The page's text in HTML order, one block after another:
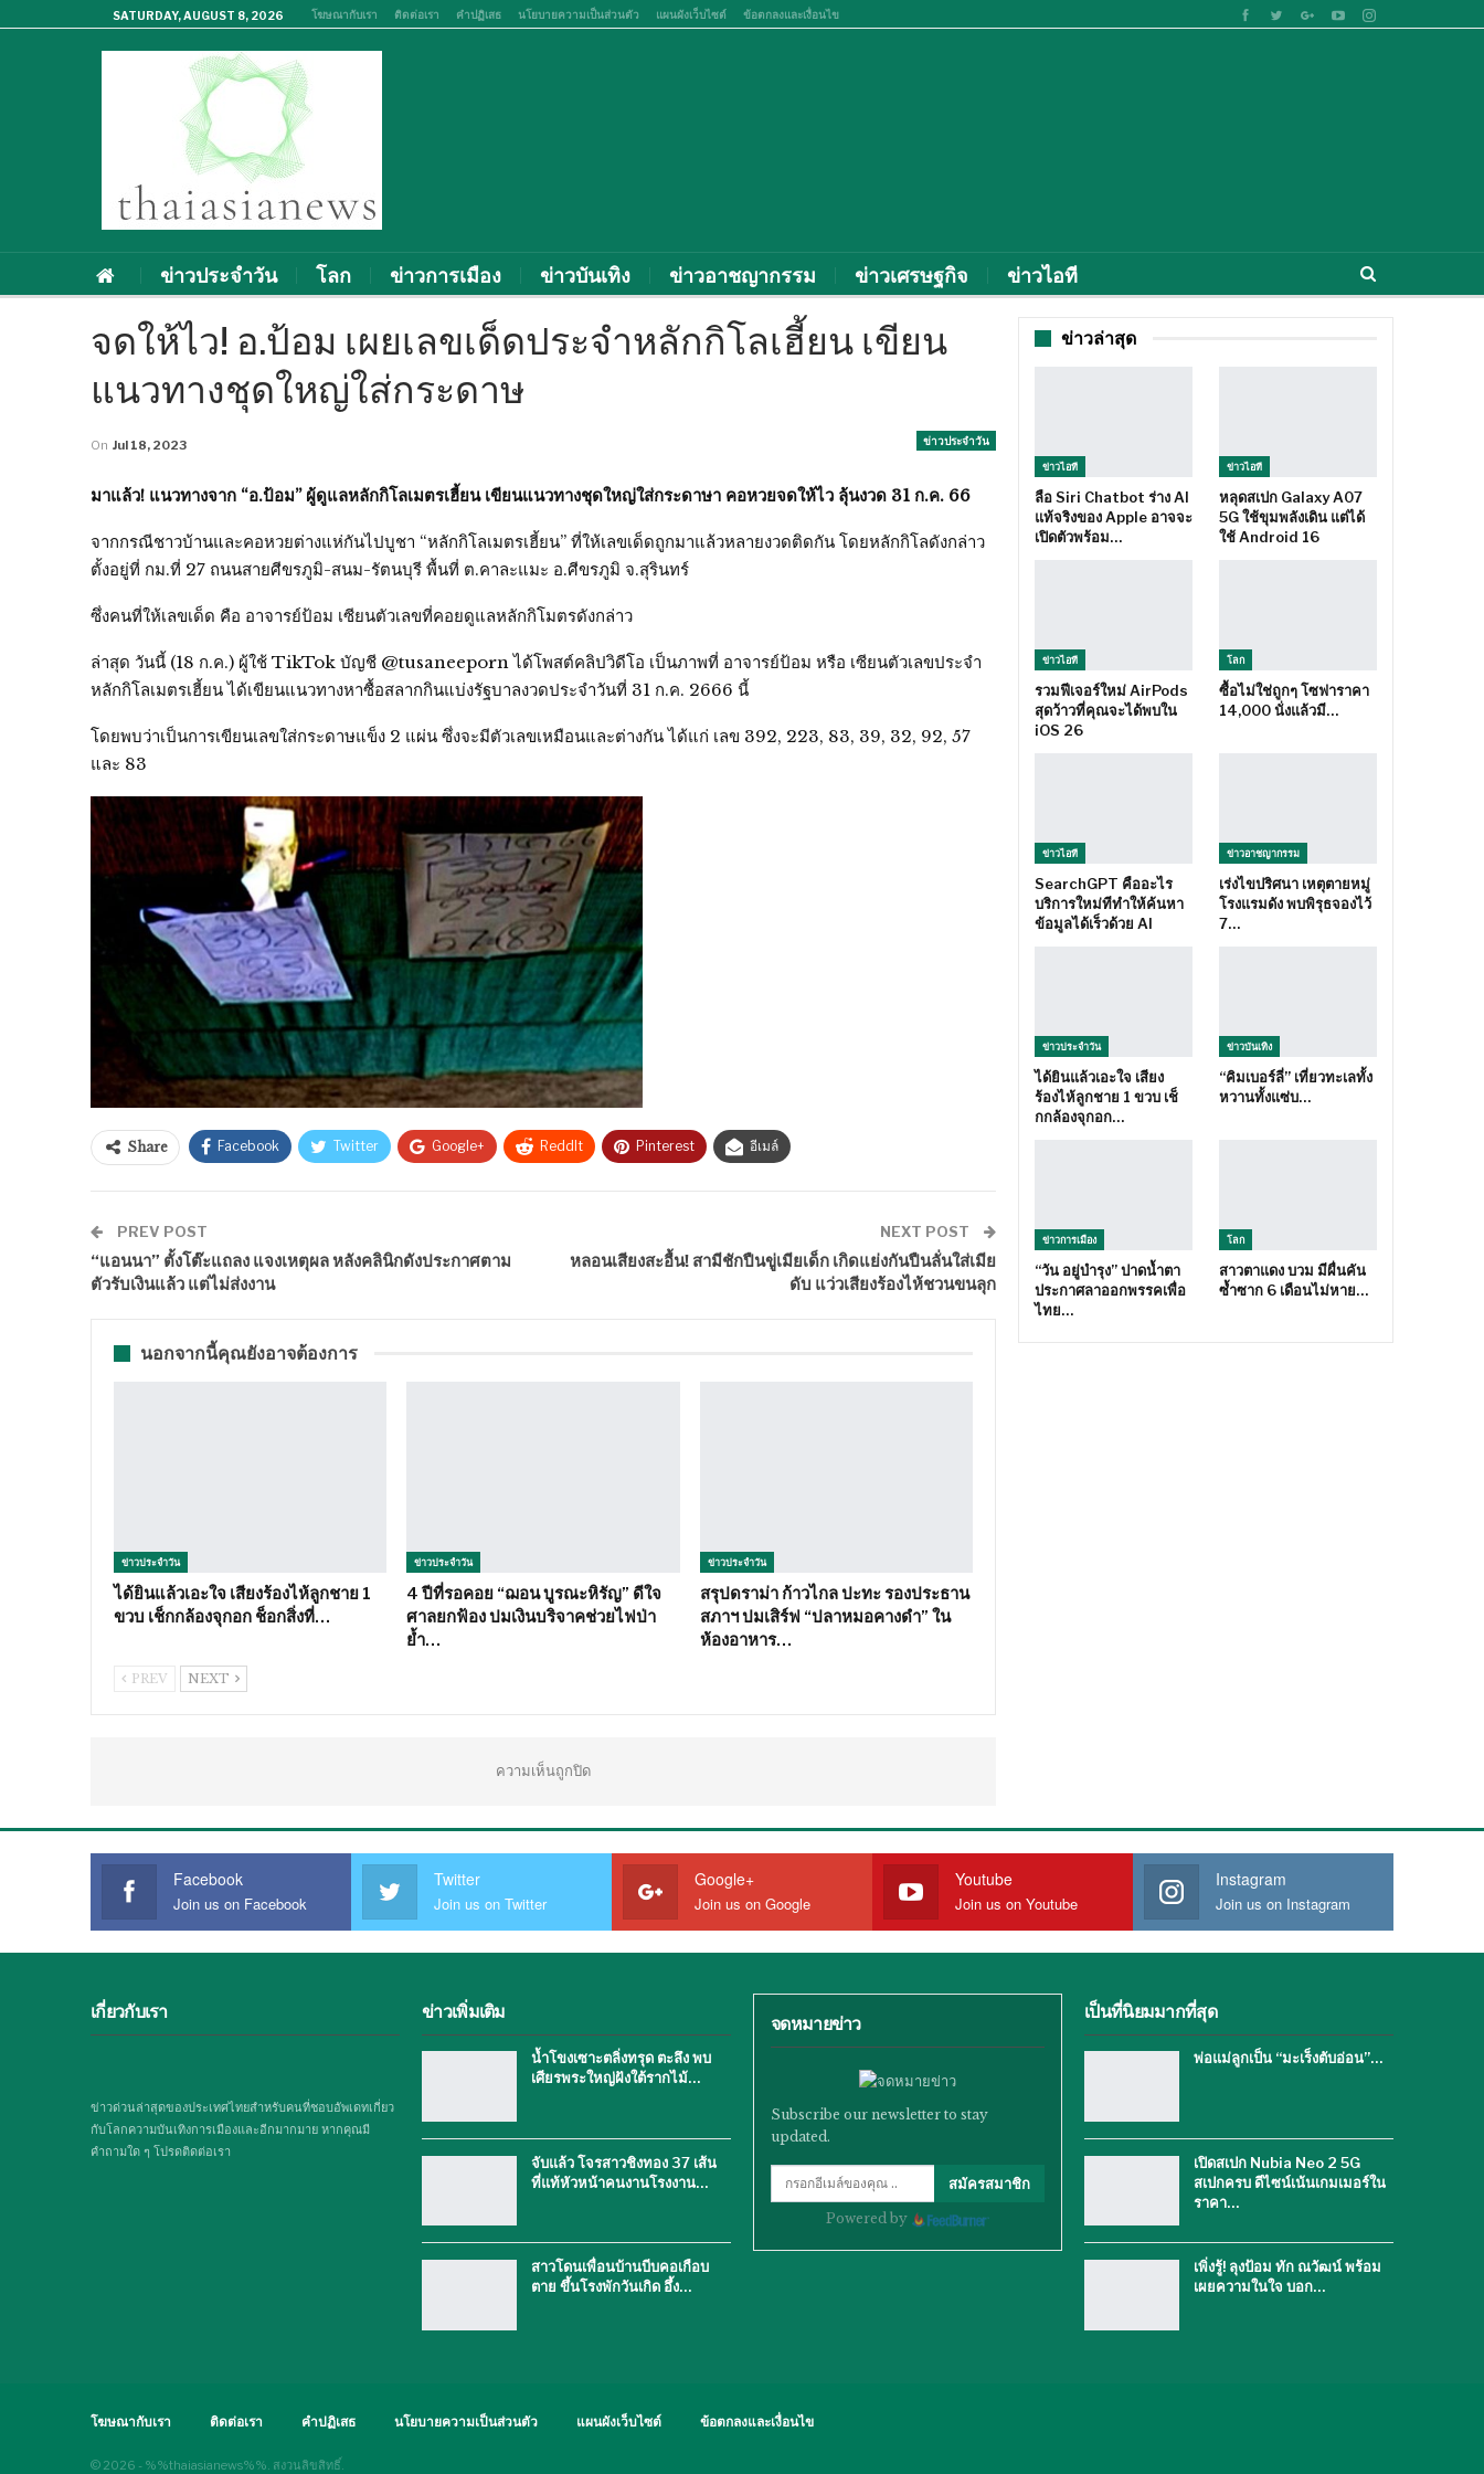
SATURDAY, AUGUST 8, 2026 โฆษณากับเรา ติดต่อเรา คำปฏิเสธ นโยบายความเป็นส่วนตัว แผนผังเว็บไซต์ ข้อตกลงและเงื่อนไข
ข่าวประจำวัน โลก ข่าวการเมือง ข่าวบันเทิง ข่าวอาชญากรรม ข่าวเศรษฐกิจ ข่าวไอที
จดให้ไว! อ.ป้อม เผยเลขเด็ดประจำหลักกิโลเฮี้ยน เขียน
แนวทางชุดใหญ่ใส่กระดาษ
ข่าวประจำวัน
On Jul 18, 2023
มาแล้ว! แนวทางจาก “อ.ป้อม” ผู้ดูแลหลักกิโลเมตรเฮี้ยน เขียนแนวทางชุดใหญ่ใส่กระดาษา คอหวยจดให้ไว ลุ้นงวด 31 ก.ค. 66
จากกรณีชาวบ้านและคอหวยต่างแห่กันไปบูชา “หลักกิโลเมตรเฮี้ยน” ที่ให้เลขเด็ดถูกมาแล้วหลายงวดติดกัน โดยหลักกิโลดังกล่าว
ตั้งอยู่ที่ กม.ที่ 27 ถนนสายศีขรภูมิ-สนม-รัตนบุรี พื้นที่ ต.คาละแมะ อ.ศีขรภูมิ จ.สุรินทร์
ซึ่งคนที่ให้เลขเด็ด คือ อาจารย์ป้อม เซียนตัวเลขที่คอยดูแลหลักกิโมตรดังกล่าว
ล่าสุด วันนี้ (18 ก.ค.) ผู้ใช้ TikTok บัญชี @tusaneeporn ได้โพสต์คลิปวิดีโอ เป็นภาพที่ อาจารย์ป้อม หรือ เซียนตัวเลขประจำ
หลักกิโลเมตรเฮี้ยน ได้เขียนแนวทางหาซื้อสลากกินแบ่งรัฐบาลงวดประจำวันที่ 31 ก.ค. 2666 นี้
โดยพบว่าเป็นการเขียนเลขใส่กระดาษแข็ง 2 แผ่น ซึ่งจะมีตัวเลขเหมือนและต่างกัน ได้แก่ เลข 392, 223, 83, 39, 32, 92, 57
และ 83
Share Facebook Twitter Google+ ReddIt Pinterest อีเมล์
PREV POST
“แอนนา” ตั้งโต๊ะแถลง แจงเหตุผล หลังคลินิกดังประกาศตาม
ตัวรับเงินแล้ว แต่ไม่ส่งงาน
NEXT POST
หลอนเสียงสะอื้น! สามีชักปืนขู่เมียเด็ก เกิดแย่งกันปืนลั่นใส่เมีย
ดับ แว่วเสียงร้องไห้ชวนขนลุก
นอกจากนี้คุณยังอาจต้องการ
ข่าวประจำวัน
ได้ยินแล้วเอะใจ เสียงร้องไห้ลูกชาย 1
ขวบ เช็กกล้องจุกอก ช็อกสิ่งที่…
ข่าวประจำวัน
4 ปีที่รอคอย “ฌอน บูรณะหิรัญ” ดีใจ
ศาลยกฟ้อง ปมเงินบริจาคช่วยไฟป่า
ย้ำ…
ข่าวประจำวัน
สรุปดราม่า ก้าวไกล ปะทะ รองประธาน
สภาฯ ปมเสิร์ฟ “ปลาหมอคางดำ” ใน
ห้องอาหาร…
PREV NEXT
ความเห็นถูกปิด
ข่าวล่าสุด
ข่าวไอที
ลือ Siri Chatbot ร่าง AI
แท้จริงของ Apple อาจจะ
เปิดตัวพร้อม…
ข่าวไอที
หลุดสเปก Galaxy A07
5G ใช้ขุมพลังเดิน แต่ได้
ใช้ Android 16
ข่าวไอที
รวมฟีเจอร์ใหม่ AirPods
สุดว้าวที่คุณจะได้พบใน
iOS 26
โลก
ซื้อไม่ใช่ถูกๆ โซฟาราคา
14,000 นั่งแล้วมี…
ข่าวไอที
SearchGPT คืออะไร
บริการใหม่ทีทำให้ค้นหา
ข้อมูลได้เร็วด้วย AI
ข่าวอาชญากรรม
เร่งไขปริศนา เหตุตายหมู่
โรงแรมดัง พบพิรุธจองไว้
7…
ข่าวประจำวัน
ได้ยินแล้วเอะใจ เสียง
ร้องไห้ลูกชาย 1 ขวบ เช็
กกล้องจุกอก…
ข่าวบันเทิง
“คิมเบอร์ลี่” เที่ยวทะเลทั้ง
หวานทั้งแซ่บ…
ข่าวการเมือง
“วัน อยู่บำรุง” ปาดน้ำตา
ประกาศลาออกพรรคเพื่อ
ไทย…
โลก
สาวตาแดง บวม มีผื่นคัน
ซ้ำซาก 6 เดือนไม่หาย…
Facebook
Join us on Facebook
Twitter
Join us on Twitter
Google+
Join us on Google
Youtube
Join us on Youtube
Instagram
Join us on Instagram
เกี่ยวกับเรา
ข่าวด่วนล่าสุดของประเทศไทยสำหรับคนที่ชอบอัพเดทเกี่ยว
กับโลกความบันเทิงการเมืองและอีกมากมาย หากคุณมี
คำถามใด ๆ โปรดติดต่อเรา
ข่าวเพิ่มเติม
น้ำโขงเซาะตลิ่งทรุด ตะลึง พบ
เศียรพระใหญ่ฝังใต้รากไม้…
จับแล้ว โจรสาวชิงทอง 37 เส้น
ที่แท้หัวหน้าคนงานโรงงาน…
สาวโดนเพื่อนบ้านบีบคอเกือบ
ตาย ขึ้นโรงพักวันเกิด อึ้ง…
จดหมายข่าว
Subscribe our newsletter to stay
updated.
สมัครสมาชิก
Powered by
เป็นที่นิยมมากที่สุด
พ่อแม่ลูกเป็น “มะเร็งตับอ่อน”…
เปิดสเปก Nubia Neo 2 5G
สเปกครบ ดีไซน์เน้นเกมเมอร์ใน
ราคา…
เพิ่งรู้! ลุงป้อม ทัก ณวัฒน์ พร้อม
เผยความในใจ บอก…
โฆษณากับเรา ติดต่อเรา คำปฏิเสธ นโยบายความเป็นส่วนตัว แผนผังเว็บไซต์ ข้อตกลงและเงื่อนไข
© 2026 - %%thaiasianews%%. สงวนลิขสิทธิ์.